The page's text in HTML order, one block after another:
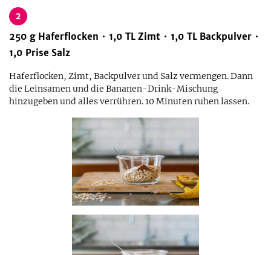
2
250 g Haferflocken 1,0 TL Zimt 1,0 TL Backpulver
1,0 Prise Salz
Haferflocken, Zimt, Backpulver und Salz vermengen. Dann
die Leinsamen und die Bananen-Drink-Mischung
hinzugeben und alles verrühren. 10 Minuten ruhen lassen.